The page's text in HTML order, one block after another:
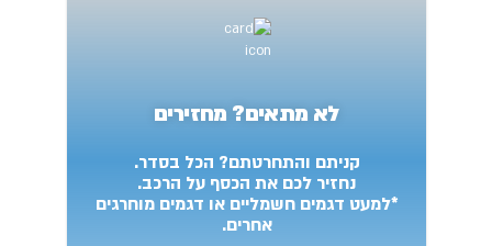
לא מתאים? מחזירים
קניתם והתחרטתם? הכל בסדר.
נחזיר לכם את הכסף על הרכב.
*למעט דגמים חשמליים או דגמים מוחרגים
אחרים.